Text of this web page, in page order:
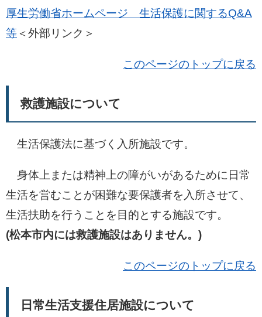
厚生労働省ホームページ 生活保護に関するQ&A
等 ＜外部リンク＞
このページのトップに戻る
救護施設について
生活保護法に基づく入所施設です。
身体上または精神上の障がいがあるために日常
生活を営むことが困難な要保護者を入所させて、
生活扶助を行うことを目的とする施設です。
(松本市内には救護施設はありません。)
このページのトップに戻る
日常生活支援住居施設について